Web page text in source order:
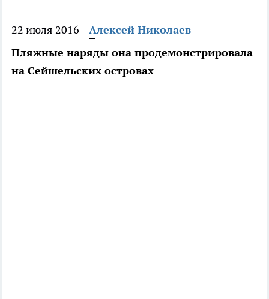
22 июля 2016
Алексей Николаев
Пляжные наряды она продемонстрировала
на Сейшельских островах